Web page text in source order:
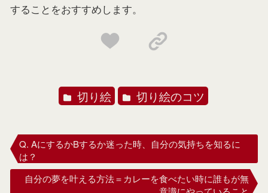
することをおすすめします。
切り絵 切り絵のコツ
Q. AにするかBするか迷った時、自分の気持ちを知るに
は？
自分の夢を叶える方法＝カレーを食べたい時に誰もが無